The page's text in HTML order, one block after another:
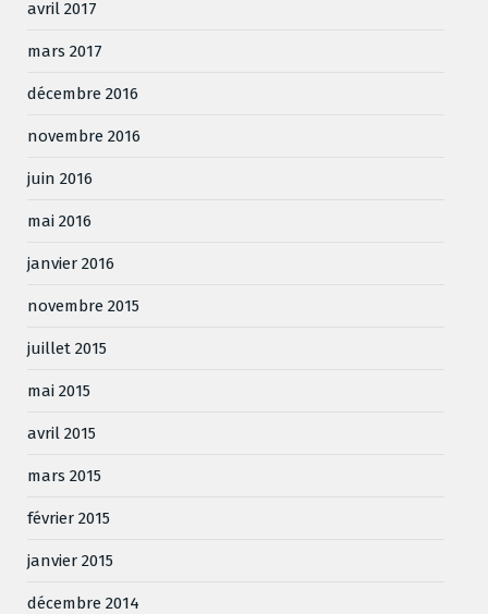
avril 2017
mars 2017
décembre 2016
novembre 2016
juin 2016
mai 2016
janvier 2016
novembre 2015
juillet 2015
mai 2015
avril 2015
mars 2015
février 2015
janvier 2015
décembre 2014